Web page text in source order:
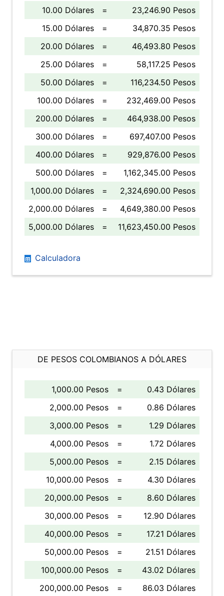
10.00 Dólares
=
23,246.90 Pesos
15.00 Dólares
=
34,870.35 Pesos
20.00 Dólares
=
46,493.80 Pesos
25.00 Dólares
=
58,117.25 Pesos
50.00 Dólares
=
116,234.50 Pesos
100.00 Dólares
=
232,469.00 Pesos
200.00 Dólares
=
464,938.00 Pesos
300.00 Dólares
=
697,407.00 Pesos
400.00 Dólares
=
929,876.00 Pesos
500.00 Dólares
=
1,162,345.00 Pesos
1,000.00 Dólares
=
2,324,690.00 Pesos
2,000.00 Dólares
=
4,649,380.00 Pesos
5,000.00 Dólares
= 11,623,450.00 Pesos
Calculadora
DE PESOS COLOMBIANOS A DÓLARES
1,000.00 Pesos =
0.43 Dólares
2,000.00 Pesos
=
0.86 Dólares
3,000.00 Pesos
=
1.29 Dólares
4,000.00 Pesos
=
1.72 Dólares
5,000.00 Pesos
=
2.15 Dólares
10,000.00 Pesos
=
4.30 Dólares
20,000.00 Pesos
=
8.60 Dólares
30,000.00 Pesos
=
12.90 Dólares
40,000.00 Pesos
=
17.21 Dólares
50,000.00 Pesos
=
21.51 Dólares
100,000.00 Pesos
=
43.02 Dólares
200,000.00 Pesos
= 86.03 Dólares